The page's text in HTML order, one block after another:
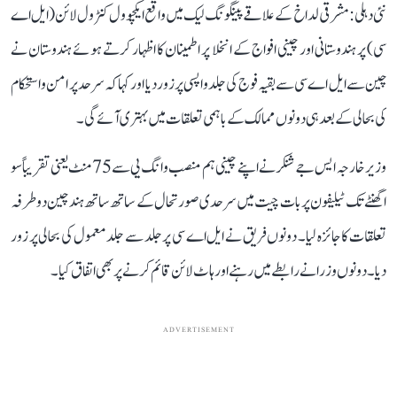
نئی دہلی: مشرقی لداخ کے علاقے پینگونگ لیک میں واقع ایکچوول کنٹرول لائن (ایل اے
سی) پر ہندوستانی اور چینی افواج کے انخلا پر اطمینان کا اظہار کرتے ہوئے ہندوستان نے
چین سے ایل اے سی سے بقیہ فوج کی جلد واپسی پر زور دیا اور کہا کہ سرحد پر امن و استحکام
کی بحالی کے بعد ہی دونوں ممالک کے باہمی تعلقات میں بہتری آئے گی۔
وزیر خارجہ ایس جے شنکر نے اپنے چینی ہم منصب وانگ یی سے 75 منٹ یعنی تقریباً سو
اگھنٹے تک ٹیلیفون پر بات چیت میں سرحدی صورتحال کے ساتھ ساتھ ہند چین دوطرفہ
تعلقات کا جائزہ لیا۔ دونوں فریق نے ایل اے سی پر جلد سے جلد معمول کی بحالی پر زور
دیا۔ دونوں وزرا نے رابطے میں رہنے اور ہاٹ لائن قائم کرنے پر بھی اتفاق کیا۔
ADVERTISEMENT